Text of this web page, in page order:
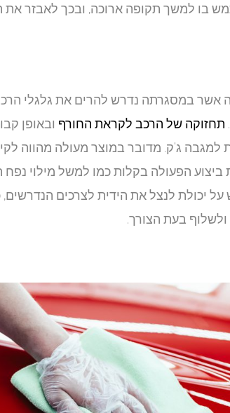
בו למשך תקופה ארוכה, ובכך לאבזר
אשר במסגרתה נדרש להרים את גלגלי
תחזוקה של הרכב לקראת החורף ובאופן
למגבה ג'ק. מדובר במוצר מעולה מהווה
ביצוע הפעולה בקלות כמו למשל מילוי
על יכולת לנצל את הידית לצרכים
בעת הצורך.